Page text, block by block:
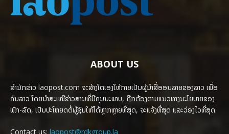
ABOUT US
ສຳນັກຂ່າວ laopost.com ຈະສ້າງໂຕເອງໃຫ້ກາຍເປັນຜູ້ນຳສື່ອອນລາຍຂອງລາວ ເພື່ອ
ຄົນລາວ ໂດຍນຳສະເໜີຂ່າວສານທີ່ມີຄຸນນະພາບ, ຖືກຕ້ອງຕາມແນວທາງນະໂຍບາຍຂອງ
ພັກ-ລັດ, ເປັນປະໂຫຍດຕໍ່ຜູ້ຊົມໃຫ້ໄດ້ຫຼາກຫຼາຍທີ່ສຸດ, ຈະແຈ້ງທີ່ສຸດ ແລະວ່ອງໄວທີ່ສຸດ.
Contact us: laopost@rdkgroup.la